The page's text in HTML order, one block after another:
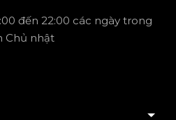
đến 22:00 các ngày trong
Chủ nhật